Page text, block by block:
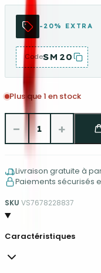
-20% EXTRA
CodeSM20
Plus que 1 en stock
− 1 +
Livraison gratuite à
Paiements sécurisés
SKU VS7678228837
Caractéristiques